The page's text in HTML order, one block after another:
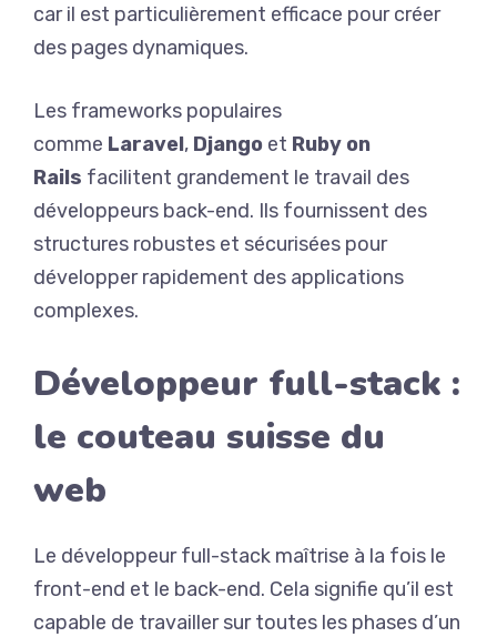
car il est particulièrement efficace pour créer
des pages dynamiques.
Les frameworks populaires
comme Laravel, Django et Ruby on
Rails facilitent grandement le travail des
développeurs back-end. Ils fournissent des
structures robustes et sécurisées pour
développer rapidement des applications
complexes.
Développeur full-stack :
le couteau suisse du
web
Le développeur full-stack maîtrise à la fois le
front-end et le back-end. Cela signifie qu’il est
capable de travailler sur toutes les phases d’un